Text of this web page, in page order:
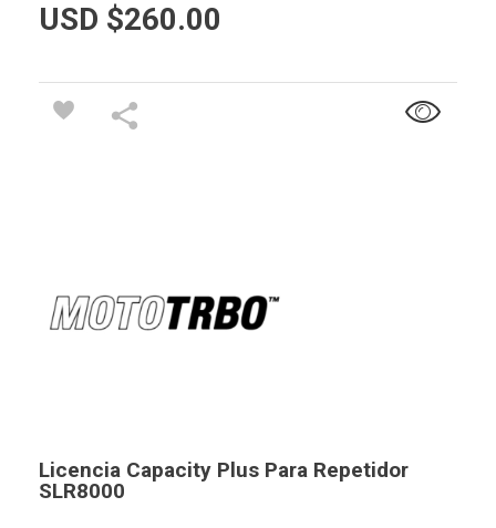
USD $260.00
Licencia Capacity Plus Para Repetidor
SLR8000